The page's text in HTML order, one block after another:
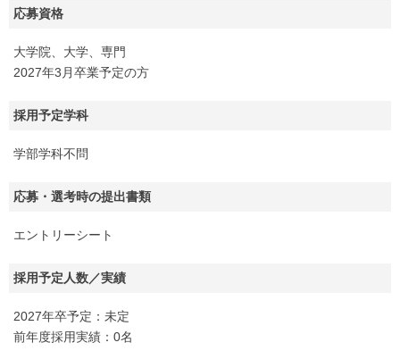
応募資格
大学院、大学、専門
2027年3月卒業予定の方
採用予定学科
学部学科不問
応募・選考時の提出書類
エントリーシート
採用予定人数／実績
2027年卒予定：未定
前年度採用実績：0名